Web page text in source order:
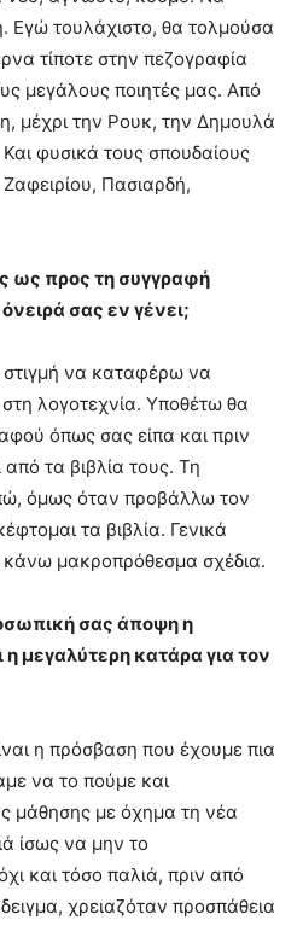
Εγώ τουλάχιστο, θα τολμούσα
τίποτε στην πεζογραφία
μεγάλους ποιητές μας. Από
μέχρι την Ρουκ, την Δημουλά
φυσικά τους σπουδαίους
Πασιαρδή,
ως προς τη συγγραφή
σας εν γένει;
στιγμή να καταφέρω να
λογοτεχνία. Υποθέτω θα
όπως σας είπα και πριν
από τα βιβλία τους. Τη
όμως όταν προβάλλω τον
τα βιβλία. Γενικά
κάνω μακροπρόθεσμα σχέδια.
σας άποψη η
η μεγαλύτερη κατάρα για τον
η πρόσβαση που έχουμε πια
να το πούμε και
μάθησης με όχημα τη νέα
ίσως να μην το
και τόσο παλιά, πριν από
χρειαζόταν προσπάθεια